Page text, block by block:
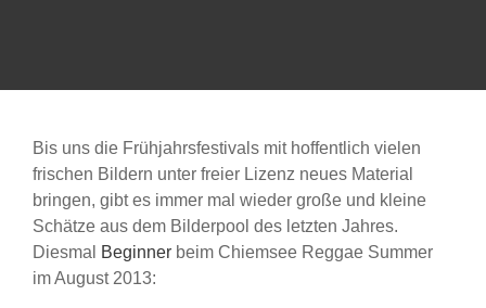
Bis uns die Frühjahrsfestivals mit hoffentlich vielen
frischen Bildern unter freier Lizenz neues Material
bringen, gibt es immer mal wieder große und kleine
Schätze aus dem Bilderpool des letzten Jahres.
Diesmal
Beginner beim Chiemsee Reggae Summer
im August 2013: